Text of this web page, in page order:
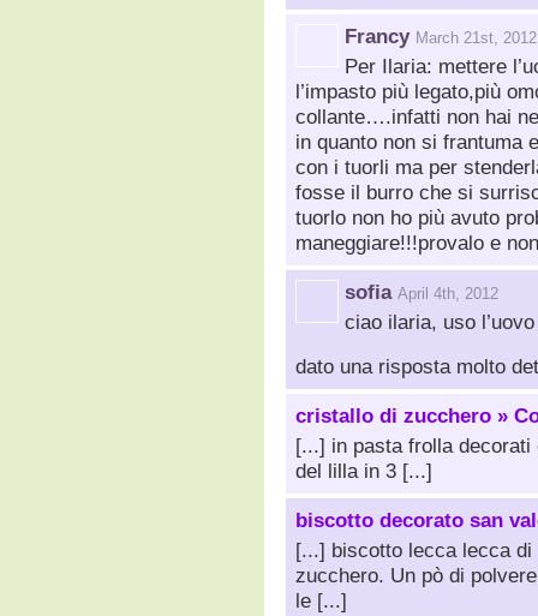
Francy March 21st, 2012
Per Ilaria: mettere
l’impasto più legato,più
collante….infatti non hai
in quanto non si
con i tuorli ma per
fosse il burro che si
tuorlo non ho più avuto
maneggiare!!!provalo e
sofia April 4th, 2012
ciao ilaria, uso
dato una risposta molto
cristallo di zucchero »
[...] in pasta frolla
del lilla in 3 [...]
biscotto decorato san
[...] biscotto lecca lecca
zucchero. Un pò di
le [...]